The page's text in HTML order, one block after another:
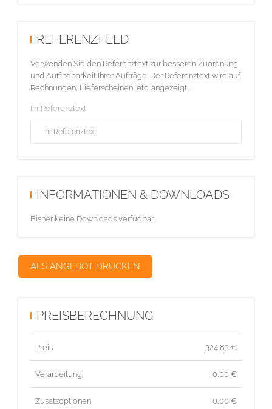
REFERENZFELD
Verwenden Sie den Referenztext zur besseren Zuordnung
und Auffindbarkeit Ihrer Aufträge. Der Referenztext wird auf
Rechnungen, Lieferscheinen, etc. angezeigt...
Ihr Referenztext
INFORMATIONEN & DOWNLOADS
Bisher keine Downloads verfügbar...
ALS ANGEBOT DRUCKEN
PREISBERECHNUNG
Preis 324,83 €
Verarbeitung 0,00 €
Zusatzoptionen 0,00 €